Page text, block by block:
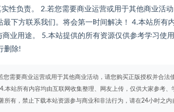
性负责。 2.若您需要商业运营或用于其他商业活
下方联系我们。将会第一时间解决！ 4.本站所有
业用途。 5.本站提供的所有资源仅供参考学习使
删除!
需要商业运营或用于其他商业活动，请您购买正版授权并合法
本站所有内容均由互联网收集整理、网友上传，仅供大家参考、
有，禁止下载本站资源参与商业和非法行为，请在24小时之内